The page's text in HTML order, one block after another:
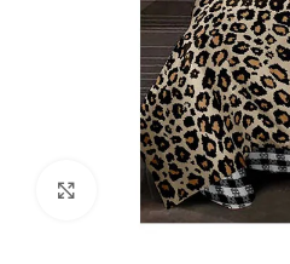
Виж повече